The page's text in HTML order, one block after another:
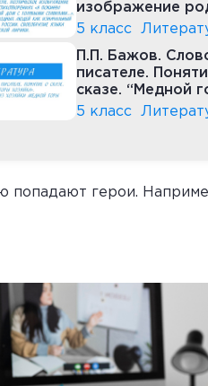
изображение
природы
5 класс
П.П. Бажов.
писателе.
сказе. “Медной
хозяйка”
5 класс
попадают герои.